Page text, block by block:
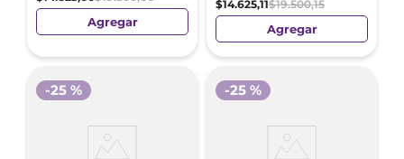
Agregar
$14.625,11$19.500,15
Agregar
-25 % -25 %